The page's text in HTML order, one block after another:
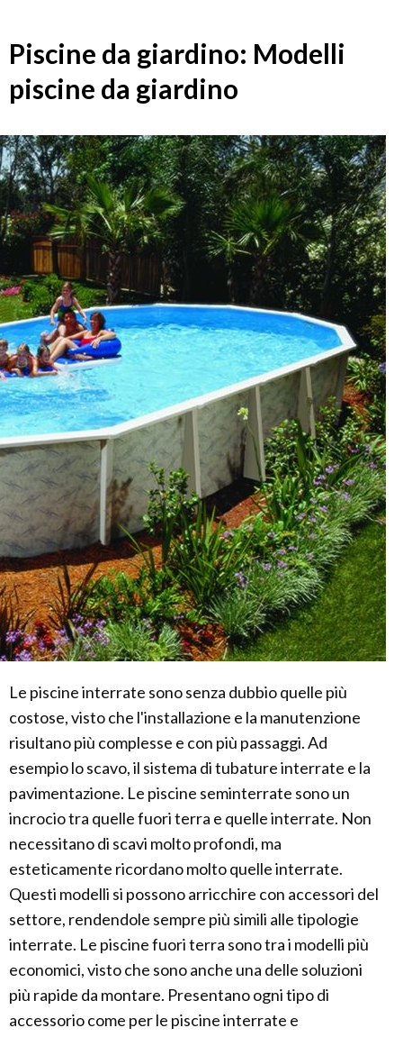
Piscine da giardino: Modelli
piscine da giardino
Le piscine interrate sono senza dubbio quelle più
costose, visto che l'installazione e la manutenzione
risultano più complesse e con più passaggi. Ad
esempio lo scavo, il sistema di tubature interrate e la
pavimentazione. Le piscine seminterrate sono un
incrocio tra quelle fuori terra e quelle interrate. Non
necessitano di scavi molto profondi, ma
esteticamente ricordano molto quelle interrate.
Questi modelli si possono arricchire con accessori del
settore, rendendole sempre più simili alle tipologie
interrate. Le piscine fuori terra sono tra i modelli più
economici, visto che sono anche una delle soluzioni
più rapide da montare. Presentano ogni tipo di
accessorio come per le piscine interrate e